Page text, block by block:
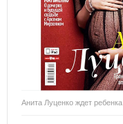
Анита Луценко ждет ребенка